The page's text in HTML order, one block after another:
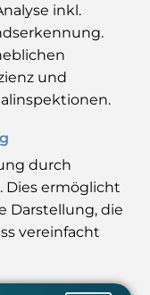
inkl.
und
durch
Dies ermöglicht
Darstellung, die
vereinfacht